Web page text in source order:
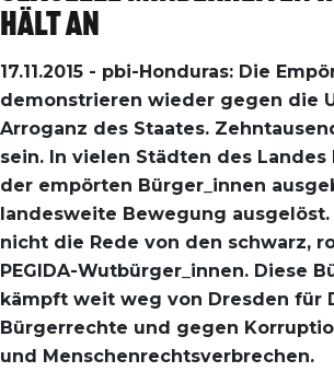
hält an
17.11.2015 - pbi-Honduras: Die
demonstrieren wieder gegen die
Arroganz des Staates.
sein. In vielen Städten des Landes
der empörten Bürger_innen
landesweite Bewegung ausgelöst.
nicht die Rede von den schwarz,
PEGIDA-Wutbürger_innen. Diese
kämpft weit weg von Dresden für
Bürgerrechte und gegen
und Menschenrechtsverbrechen.